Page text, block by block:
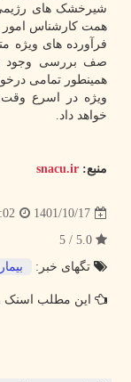
شیرخشک های رژیمی
همت کارشناس امور
فرآورده های ویژه
صف بررسی وجود
همینطور تمامی
ویژه در اسرع وقت
خواهد داد.
منبع: snacu.ir
1401/10/17
تگهای خبر:
بیمار
این مطلب اسنک